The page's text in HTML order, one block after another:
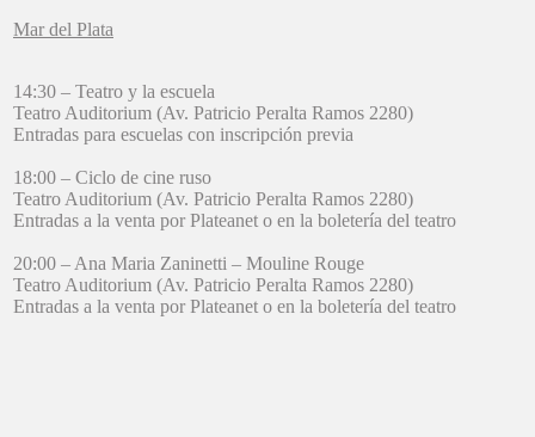
Mar del Plata
14:30 – Teatro y la escuela
Teatro Auditorium (Av. Patricio Peralta Ramos 2280)
Entradas para escuelas con inscripción previa
18:00 – Ciclo de cine ruso
Teatro Auditorium (Av. Patricio Peralta Ramos 2280)
Entradas a la venta por Plateanet o en la boletería del teatro
20:00 – Ana Maria Zaninetti – Mouline Rouge
Teatro Auditorium (Av. Patricio Peralta Ramos 2280)
Entradas a la venta por Plateanet o en la boletería del teatro